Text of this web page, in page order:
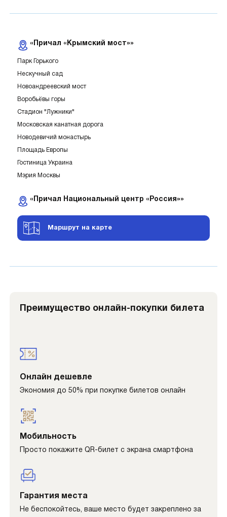
«Причал «Крымский мост»»
Парк Горького
Нескучный сад
Новоандреевский мост
Воробьёвы горы
Стадион "Лужники"
Московская канатная дорога
Новодевичий монастырь
Площадь Европы
Гостиница Украина
Мэрия Москвы
«Причал Национальный центр «Россия»»
Маршрут на карте
Преимущество онлайн-покупки билета
Онлайн дешевле
Экономия до 50% при покупке билетов онлайн
Мобильность
Просто покажите QR-билет с экрана смартфона
Гарантия места
Не беспокойтесь, ваше место будет закреплено за